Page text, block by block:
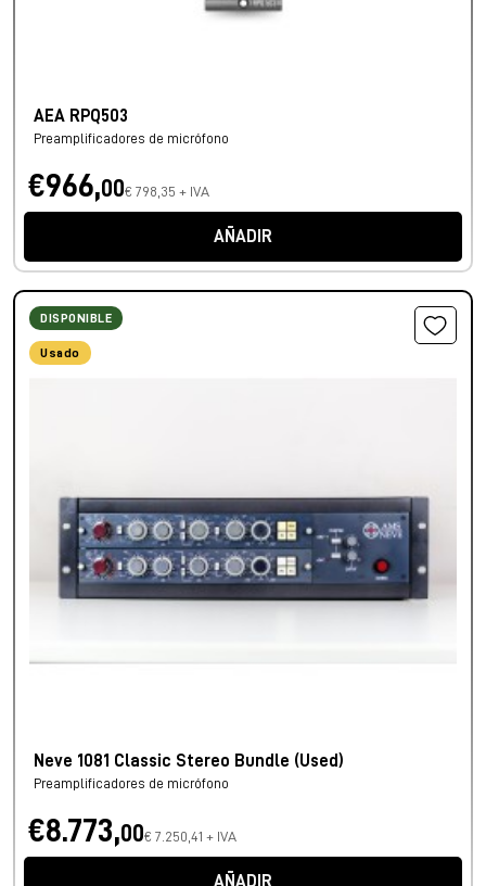
AEA RPQ503
Preamplificadores de micrófono
€966,00€ 798,35 + IVA
AÑADIR
DISPONIBLE
Usado
Neve 1081 Classic Stereo Bundle (Used)
Preamplificadores de micrófono
€8.773,00€ 7.250,41 + IVA
AÑADIR